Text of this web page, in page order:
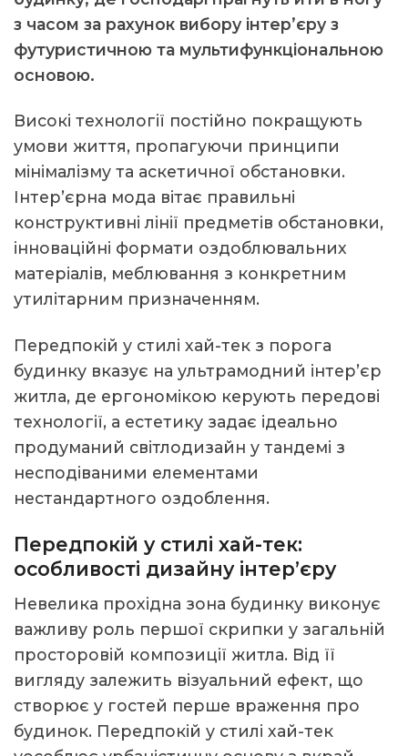
з часом за рахунок вибору інтер’єру з
футуристичною та мультифункціональною
основою.
Високі технології постійно покращують
умови життя, пропагуючи принципи
мінімалізму та аскетичної обстановки.
Інтер’єрна мода вітає правильні
конструктивні лінії предметів обстановки,
інноваційні формати оздоблювальних
матеріалів, меблювання з конкретним
утилітарним призначенням.
Передпокій у стилі хай-тек з порога
будинку вказує на ультрамодний інтер’єр
житла, де ергономікою керують передові
технології, а естетику задає ідеально
продуманий світлодизайн у тандемі з
несподіваними елементами
нестандартного оздоблення.
Передпокій у стилі хай-тек:
особливості дизайну інтер’єру
Невелика прохідна зона будинку виконує
важливу роль першої скрипки у загальній
просторовій композиції житла. Від її
вигляду залежить візуальний ефект, що
створює у гостей перше враження про
будинок. Передпокій у стилі хай-тек